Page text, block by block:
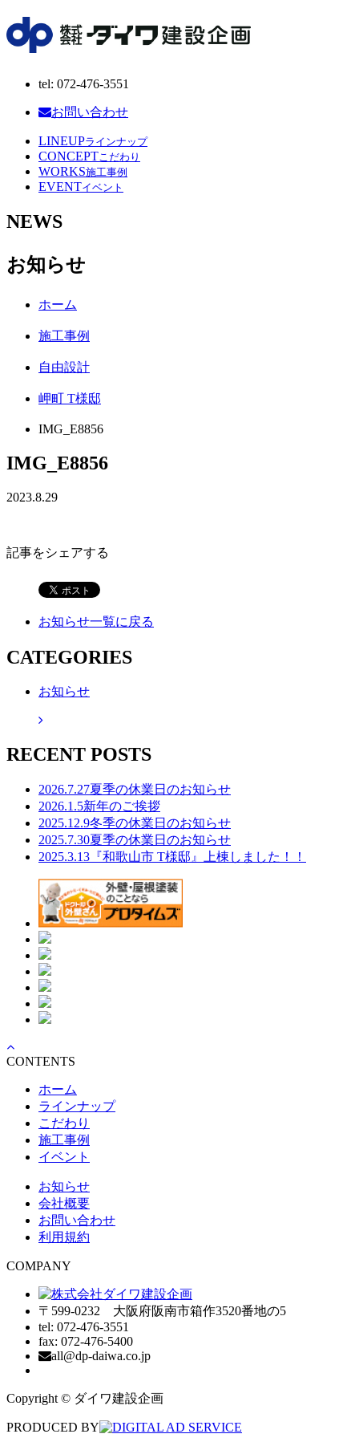
tel: 072-476-3551
お問い合わせ
LINEUPラインナップ
CONCEPT こだわり
WORKS施工事例
EVENTイベント
NEWS
お知らせ
ホーム
施工事例
自由設計
岬町 T様邸
IMG_E8856
IMG_E8856
2023.8.29
記事をシェアする
お知らせ一覧に戻る
CATEGORIES
お知らせ
RECENT POSTS
2026.7.27夏季の休業日のお知らせ
2026.1.5新年のご挨拶
2025.12.9冬季の休業日のお知らせ
2025.7.30夏季の休業日のお知らせ
2025.3.13 『和歌山市 T様邸』上棟しました！！
CONTENTS
ホーム
ラインナップ
こだわり
施工事例
イベント
お知らせ
会社概要
お問い合わせ
利用規約
COMPANY
〒599-0232 大阪府阪南市箱作3520番地の5
tel: 072-476-3551
fax: 072-476-5400
all@dp-daiwa.co.jp
Copyright © ダイワ建設企画
PRODUCED BY